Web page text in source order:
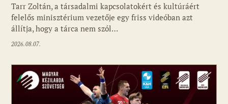
Tarr Zoltán, a társadalmi kapcsolatokért és kultúráért
felelős minisztérium vezetője egy friss videóban azt
állítja, hogy a tárca nem szól…
2026.08.07.